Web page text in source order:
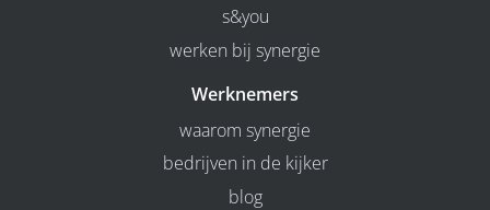
s&you
werken bij synergie
Werknemers
waarom synergie
bedrijven in de kijker
blog